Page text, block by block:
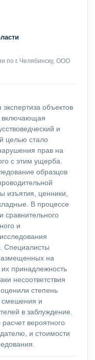
по г. Челябинску, ООО
объектов
включающая
и
целью стало
прав на
с этим ущерба.
образцов
изъятия, ценники,
В процессе
и
Специалисты
на
принадлежность
несоответствия
степень
смешения и
в заблуждение.
вероятного
и стоимости